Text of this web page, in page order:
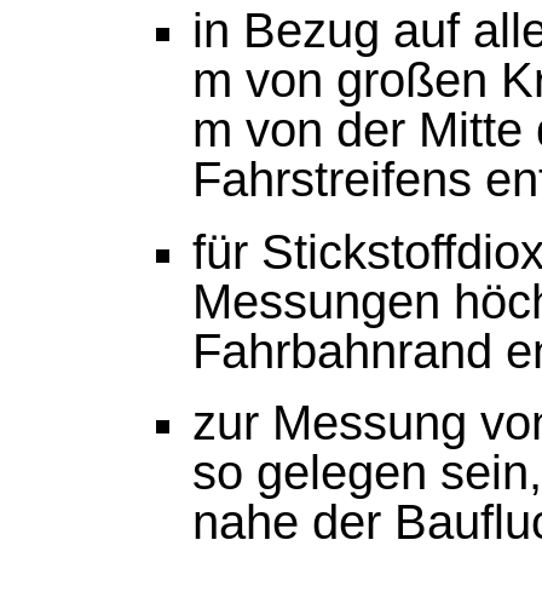
in Bezug auf
m von großen
m von der
Fahrstreifens
für
Messungen
Fahrbahnrand
zur Messung
so gelegen
nahe der